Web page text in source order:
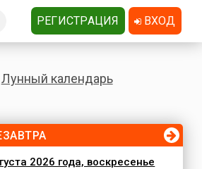
Лунный календарь
2026 года, воскресенье
РЕГИСТРАЦИЯ ВХОД